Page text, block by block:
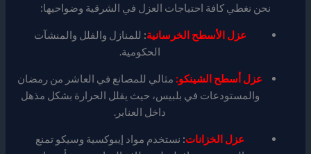
نحن نغطي كافة احتياجات العزل في الشرقية وضواحيها:
عزل الأسطح الخرسانية: للمنازل والفلل والمنشآت
الحكومية.
عزل أسطح الشينكو: مثالي للمصانع في العاشر من رمضان
والمستودعات في بلبيس، حيث يقلل الحرارة بشكل مذهل
داخل العنابر.
عزل الخزانات: نستخدم مواد إيبوكسية وسيكو تمنع